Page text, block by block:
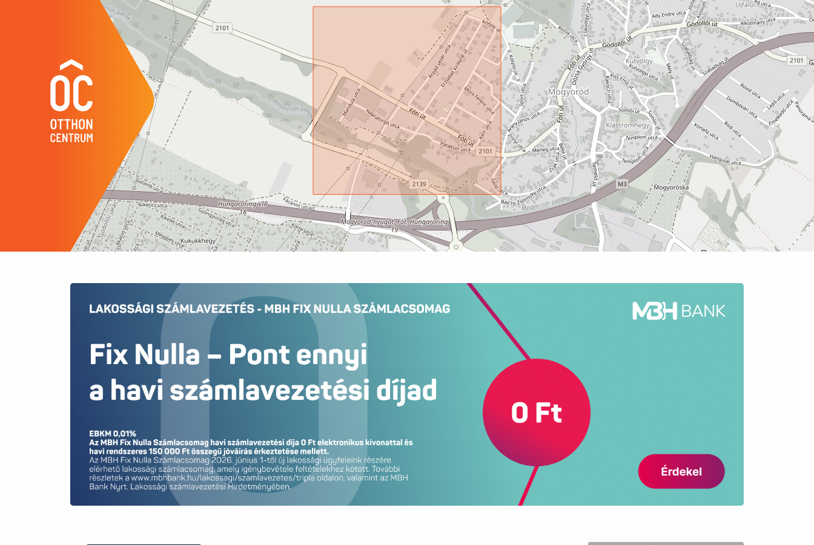
Year of Construction
Number of Bathrooms
included in the price
Garage Spaces
Water
available
Electricity
available
Sewer
available
Storage
independent